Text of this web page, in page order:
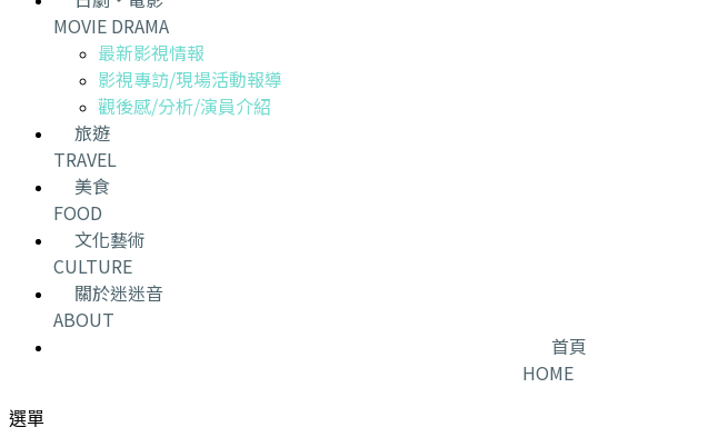
MOVIE DRAMA
最新影視情報
影視專訪/現場活動報導
觀後感/分析/演員介紹
旅遊
TRAVEL
美食
FOOD
文化藝術
CULTURE
關於迷迷音
ABOUT
首頁
HOME
選單